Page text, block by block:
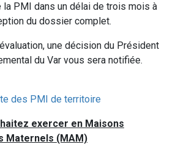
PMI dans un délai de trois mois à
du dossier complet.
une décision du Président
du Var vous sera notifiée.
des PMI de territoire
exercer en Maisons
Maternels (MAM)